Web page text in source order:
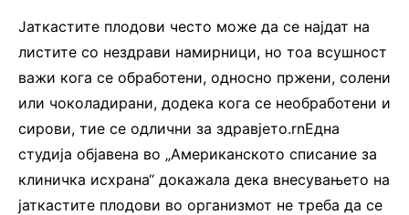
Јаткастите плодови често може да се најдат на
листите со нездрави намирници, но тоа всушност
важи кога се обработени, односно пржени, солени
или чоколадирани, додека кога се необработени и
сирови, тие се одлични за здравјето.rnЕдна
студија објавена во „Американското списание за
клиничка исхрана“ докажала дека внесувањето на
јаткастите плодови во организмот не треба да се